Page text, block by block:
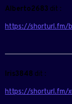
Alberto2683 dit :
https://shorturl.fm/
Iris3848 dit :
https://shorturl.fm/